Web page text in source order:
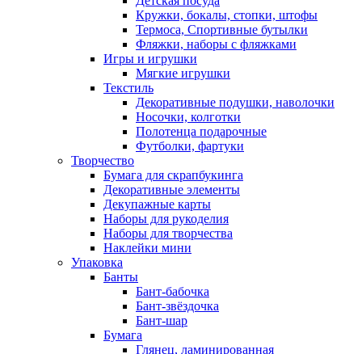
Кружки, бокалы, стопки, штофы
Термоса, Спортивные бутылки
Фляжки, наборы с фляжками
Игры и игрушки
Мягкие игрушки
Текстиль
Декоративные подушки, наволочки
Носочки, колготки
Полотенца подарочные
Футболки, фартуки
Творчество
Бумага для скрапбукинга
Декоративные элементы
Декупажные карты
Наборы для рукоделия
Наборы для творчества
Наклейки мини
Упаковка
Банты
Бант-бабочка
Бант-звёздочка
Бант-шар
Бумага
Глянец, ламинированная